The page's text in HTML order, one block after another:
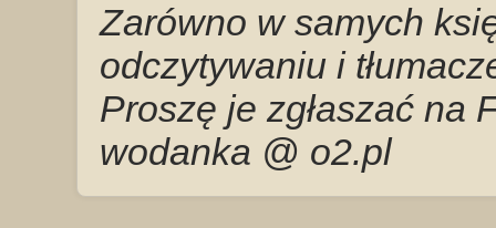
Zarówno w samych
odczytywaniu i
Proszę je zgłaszać na
wodanka @ o2.pl